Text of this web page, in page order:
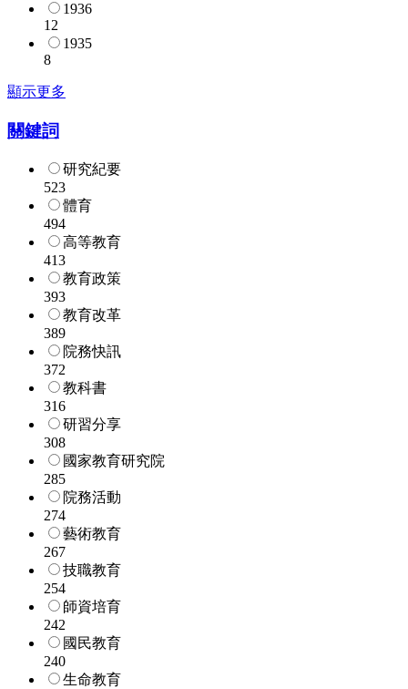
1936
12
1935
8
顯示更多
關鍵詞
研究紀要
523
體育
494
高等教育
413
教育政策
393
教育改革
389
院務快訊
372
教科書
316
研習分享
308
國家教育研究院
285
院務活動
274
藝術教育
267
技職教育
254
師資培育
242
國民教育
240
生命教育